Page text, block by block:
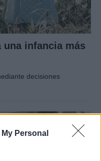
Personal
una infancia más
decisiones